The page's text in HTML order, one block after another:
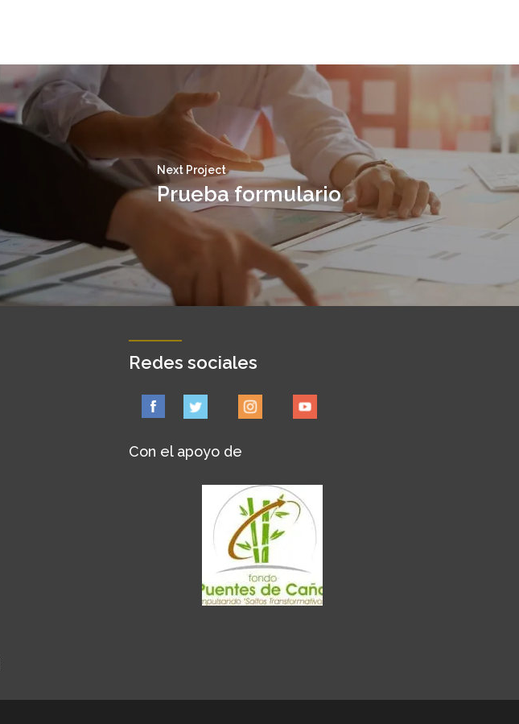
Next Project
Prueba formulario
Redes sociales
Con el apoyo de